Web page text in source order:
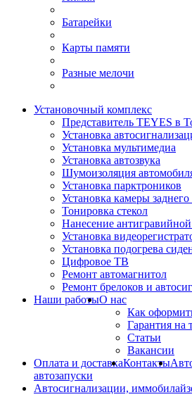
Батарейки
Карты памяти
Разные мелочи
Установочный комплекс
Представитель TEYES в
Установка
Установка мультимедиа
Установка автозвука
Шумоизоляция
Установка парктроников
Установка камеры заднего
Тонировка стекол
Нанесение
Установка
Установка подогрева
Цифровое ТВ
Ремонт автомагнитол
Ремонт брелоков и
Наши работыО нас
Как
Гарантия на
Статьи
Вакансии
Оплата и доставкаКонтакты
автозапуски
Автосигнализации,